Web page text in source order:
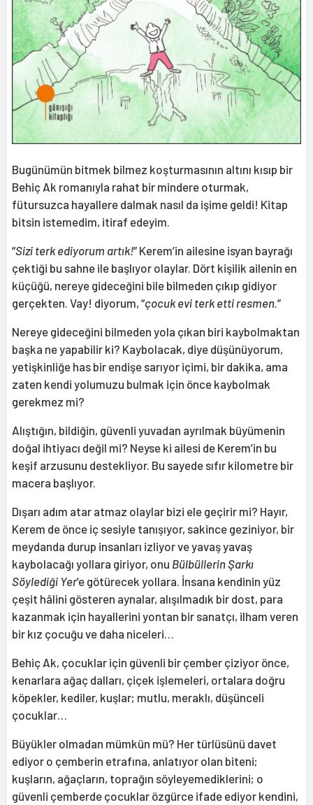
Bugünümün bitmek bilmez koşturmasının altını kısıp bir
Behiç Ak romanıyla rahat bir mindere oturmak,
fütursuzca hayallere dalmak nasıl da işime geldi! Kitap
bitsin istemedim, itiraf edeyim.
“Sizi terk ediyorum artık!” Kerem’in ailesine isyan bayrağı
çektiği bu sahne ile başlıyor olaylar. Dört kişilik ailenin en
küçüğü, nereye gideceğini bile bilmeden çıkıp gidiyor
gerçekten. Vay! diyorum, “çocuk evi terk etti resmen .”
Nereye gideceğini bilmeden yola çıkan biri kaybolmaktan
başka ne yapabilir ki? Kaybolacak, diye düşünüyorum,
yetişkinliğe has bir endişe sarıyor içimi, bir dakika, ama
zaten kendi yolumuzu bulmak için önce kaybolmak
gerekmez mi?
Alıştığın, bildiğin, güvenli yuvadan ayrılmak büyümenin
doğal ihtiyacı değil mi? Neyse ki ailesi de Kerem’in bu
keşif arzusunu destekliyor. Bu sayede sıfır kilometre bir
macera başlıyor.
Dışarı adım atar atmaz olaylar bizi ele geçirir mi? Hayır,
Kerem de önce iç sesiyle tanışıyor, sakince geziniyor, bir
meydanda durup insanları izliyor ve yavaş yavaş
kaybolacağı yollara giriyor, onu Bülbüllerin Şarkı
Söylediği Yer’e götürecek yollara. İnsana kendinin yüz
çeşit hâlini gösteren aynalar, alışılmadık bir dost, para
kazanmak için hayallerini yontan bir sanatçı, ilham veren
bir kız çocuğu ve daha niceleri…
Behiç Ak, çocuklar için güvenli bir çember çiziyor önce,
kenarlara ağaç dalları, çiçek işlemeleri, ortalara doğru
köpekler, kediler, kuşlar; mutlu, meraklı, düşünceli
çocuklar…
Büyükler olmadan mümkün mü? Her türlüsünü davet
ediyor o çemberin etrafına, anlatıyor olan biteni;
kuşların, ağaçların, toprağın söyleyemediklerini; o
güvenli çemberde çocuklar özgürce ifade ediyor kendini,